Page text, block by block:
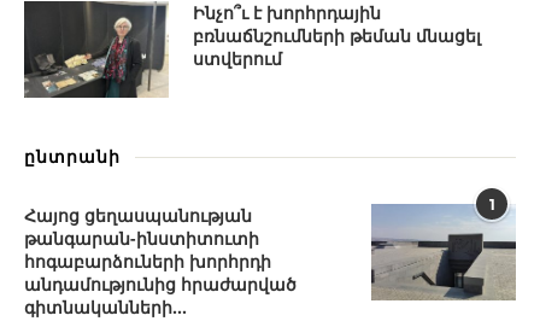
Ինչո՞ւ է խորհրդային
բռնաճնշումների թեման մնացել
ստվերում
ընտրանի
1
Հայոց ցեղասպանության
թանգարան-ինստիտուտի
հոգաբարձուների խորհրդի
անդամությունից հրաժարված
գիտնականների...